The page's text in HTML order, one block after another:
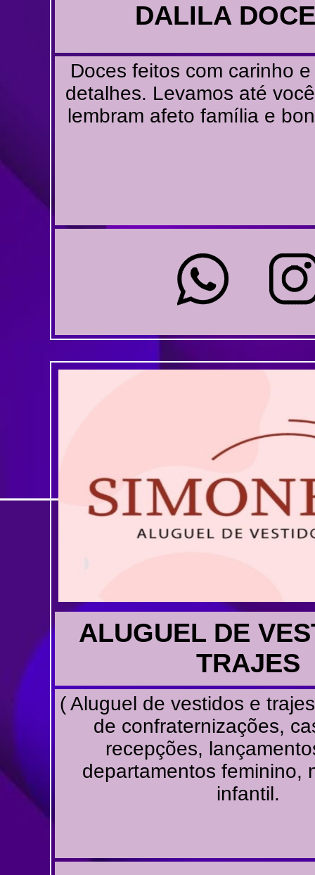
DALILA
Doces feitos com carinho
detalhes. Levamos até
lembram afeto família e
ALUGUEL DE
TRAJES
( Aluguel de vestidos e
de confraternizações,
recepções,
departamentos feminino,
infantil.